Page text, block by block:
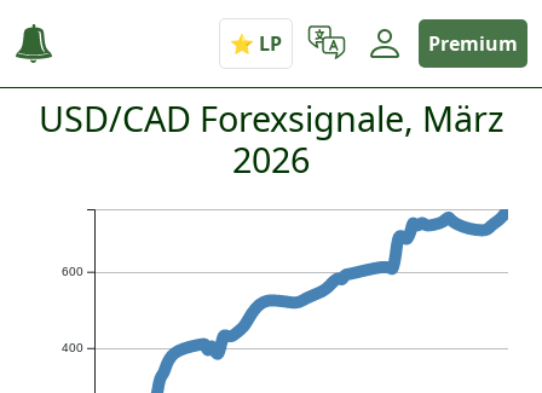
Premium
USD/CAD Forexsignale, März
2026
400
600